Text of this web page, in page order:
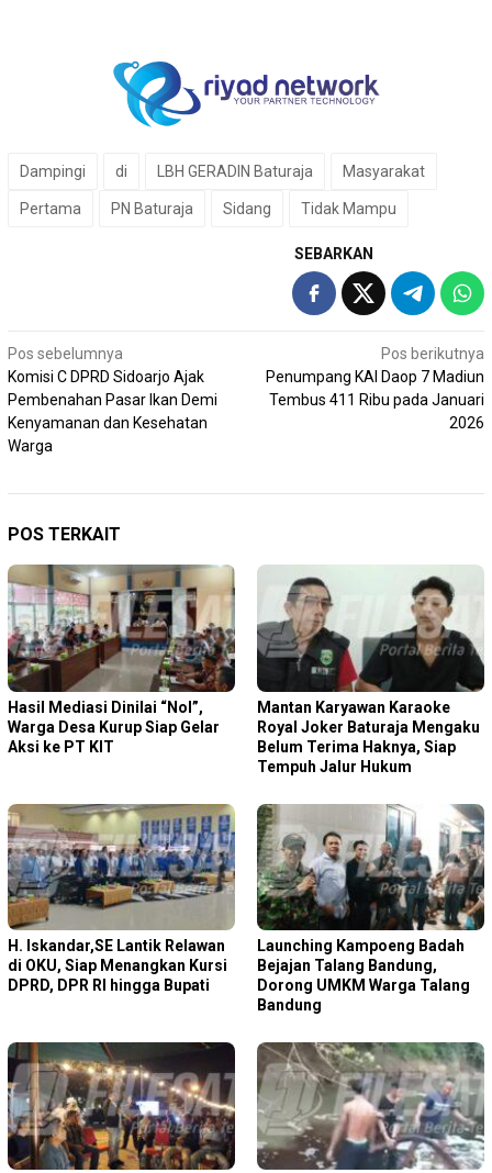
Dampingi di LBH GERADIN Baturaja Masyarakat
Pertama PN Baturaja Sidang Tidak Mampu
SEBARKAN
Navigasi
pos
Pos sebelumnya
Komisi C DPRD Sidoarjo Ajak
Pembenahan Pasar Ikan Demi
Kenyamanan dan Kesehatan
Warga
Pos berikutnya
Penumpang KAI Daop 7 Madiun
Tembus 411 Ribu pada Januari
2026
POS TERKAIT
Hasil Mediasi Dinilai “Nol”,
Warga Desa Kurup Siap Gelar
Aksi ke PT KIT
Mantan Karyawan Karaoke
Royal Joker Baturaja Mengaku
Belum Terima Haknya, Siap
Tempuh Jalur Hukum
H. Iskandar,SE Lantik Relawan
di OKU, Siap Menangkan Kursi
DPRD, DPR RI hingga Bupati
Launching Kampoeng Badah
Bejajan Talang Bandung,
Dorong UMKM Warga Talang
Bandung